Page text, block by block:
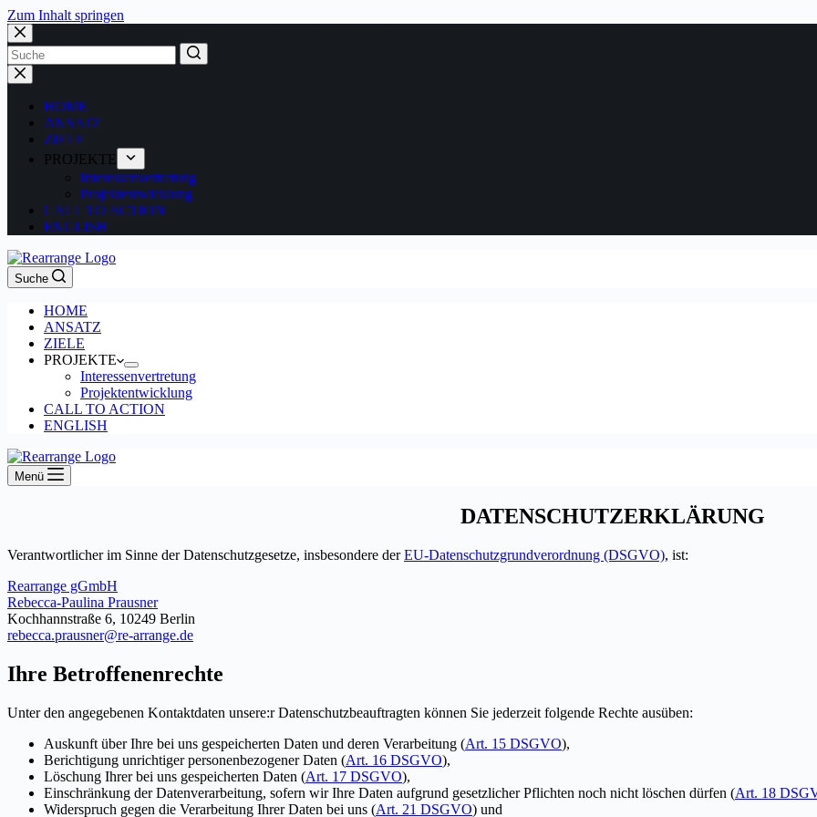
Zum Inhalt springen
No
results
HOME
ANSATZ
ZIELE
PROJEKTE
Interessenvertretung
Projektentwicklung
CALL TO ACTION
ENGLISH
Suche
HOME
ANSATZ
ZIELE
PROJEKTE
Interessenvertretung
Projektentwicklung
CALL TO ACTION
ENGLISH
Menü
DATENSCHUTZERKLÄRUNG
Verantwortlicher im Sinne der Datenschutzgesetze, insbesondere derEU-Datenschutzgrundverordnung (DSGVO), ist:
Rearrange gGmbH
Rebecca-Paulina Prausner
Kochhannstraße 6, 10249 Berlin
rebecca.prausner@re-arrange.de
Ihre Betroffenenrechte
Unter den angegebenen Kontaktdaten unsere:r Datenschutzbeauftragten können Sie jederzeit folgende Rechte ausüben:
Auskunft über Ihre bei uns gespeicherten Daten und deren Verarbeitung (Art. 15 DSGVO),
Berichtigung unrichtiger personenbezogener Daten (Art. 16 DSGVO),
Löschung Ihrer bei uns gespeicherten Daten (Art. 17 DSGVO),
Einschränkung der Datenverarbeitung, sofern wir Ihre Daten aufgrund gesetzlicher Pflichten noch nicht löschen dürfen (Art. 18
Widerspruch gegen die Verarbeitung Ihrer Daten bei uns (Art. 21 DSGVO) und